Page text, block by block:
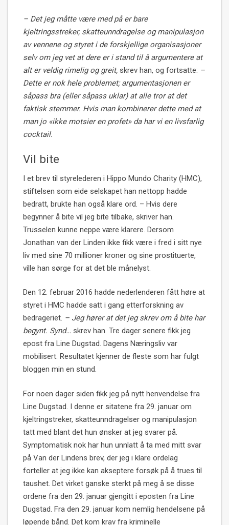
– Det jeg måtte være med på er bare
kjeltringsstreker, skatteunndragelse og manipulasjon
av vennene og styret i de forskjellige organisasjoner
selv om jeg vet at dere er i stand til å argumentere at
alt er veldig rimelig og greit, skrev han, og fortsatte: –
Dette er nok hele problemet; argumentasjonen er
såpass bra (eller såpass uklar) at alle tror at det
faktisk stemmer. Hvis man kombinerer dette med at
man jo «ikke motsier en profet» da har vi en livsfarlig
cocktail.
Vil bite
I et brev til styrelederen i Hippo Mundo Charity (HMC),
stiftelsen som eide selskapet han nettopp hadde
bedratt, brukte han også klare ord. – Hvis dere
begynner å bite vil jeg bite tilbake, skriver han.
Trusselen kunne neppe være klarere. Dersom
Jonathan van der Linden ikke fikk være i fred i sitt nye
liv med sine 70 millioner kroner og sine prostituerte,
ville han sørge for at det ble månelyst.
Den 12. februar 2016 hadde nederlenderen fått høre at
styret i HMC hadde satt i gang etterforskning av
bedrageriet. – Jeg hører at det jeg skrev om å bite har
begynt. Synd… skrev han. Tre dager senere fikk jeg
epost fra Line Dugstad. Dagens Næringsliv var
mobilisert. Resultatet kjenner de fleste som har fulgt
bloggen min en stund.
For noen dager siden fikk jeg på nytt henvendelse fra
Line Dugstad. I denne er sitatene fra 29. januar om
kjeltringstreker, skatteunndragelser og manipulasjon
tatt med blant det hun ønsker at jeg svarer på.
Symptomatisk nok har hun unnlatt å ta med mitt svar
på Van der Lindens brev, der jeg i klare ordelag
forteller at jeg ikke kan akseptere forsøk på å trues til
taushet. Det virket ganske sterkt på meg å se disse
ordene fra den 29. januar gjengitt i eposten fra Line
Dugstad. Fra den 29. januar kom nemlig hendelsene på
løpende bånd. Det kom krav fra kriminelle